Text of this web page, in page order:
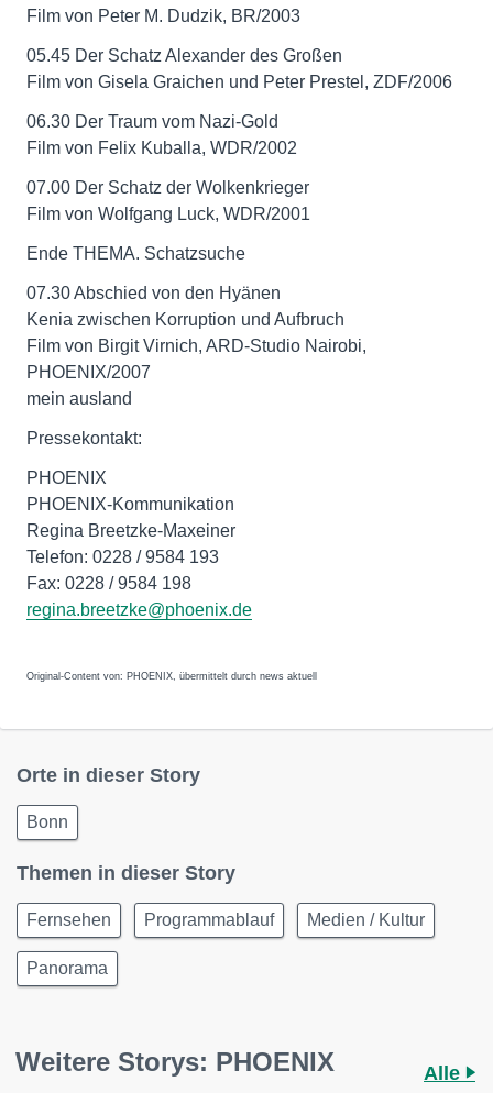
Film von Peter M. Dudzik, BR/2003
05.45 Der Schatz Alexander des Großen
Film von Gisela Graichen und Peter Prestel, ZDF/2006
06.30 Der Traum vom Nazi-Gold
Film von Felix Kuballa, WDR/2002
07.00 Der Schatz der Wolkenkrieger
Film von Wolfgang Luck, WDR/2001
Ende THEMA. Schatzsuche
07.30 Abschied von den Hyänen
Kenia zwischen Korruption und Aufbruch
Film von Birgit Virnich, ARD-Studio Nairobi,
PHOENIX/2007
mein ausland
Pressekontakt:
PHOENIX
PHOENIX-Kommunikation
Regina Breetzke-Maxeiner
Telefon: 0228 / 9584 193
Fax: 0228 / 9584 198
regina.breetzke@phoenix.de
Original-Content von: PHOENIX, übermittelt durch news aktuell
Orte in dieser Story
Bonn
Themen in dieser Story
Fernsehen Programmablauf Medien / Kultur
Panorama
Weitere Storys: PHOENIX Alle